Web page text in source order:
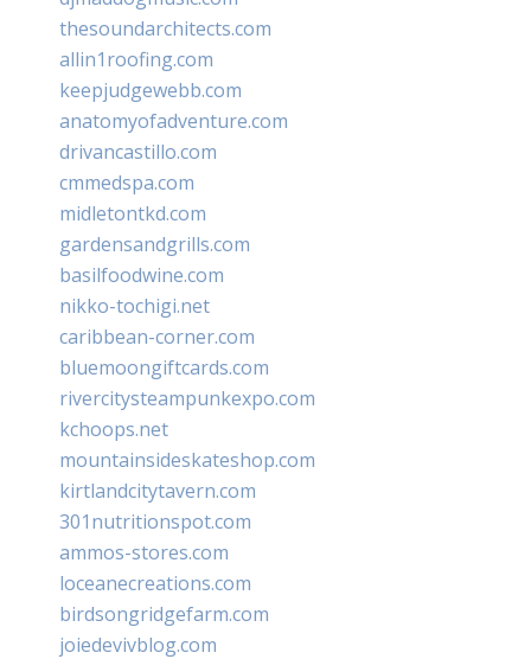
thesoundarchitects.com
allin1roofing.com
keepjudgewebb.com
anatomyofadventure.com
drivancastillo.com
cmmedspa.com
midletontkd.com
gardensandgrills.com
basilfoodwine.com
nikko-tochigi.net
caribbean-corner.com
bluemoongiftcards.com
rivercitysteampunkexpo.com
kchoops.net
mountainsideskateshop.com
kirtlandcitytavern.com
301nutritionspot.com
ammos-stores.com
loceanecreations.com
birdsongridgefarm.com
joiedevivblog.com